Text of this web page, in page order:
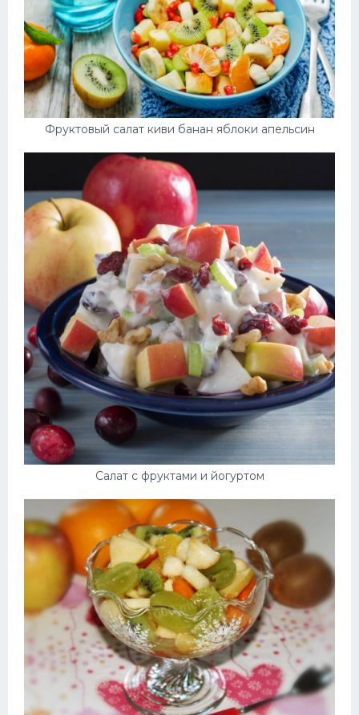
Фруктовый салат киви банан яблоки апельсин
Салат с фруктами и йогуртом